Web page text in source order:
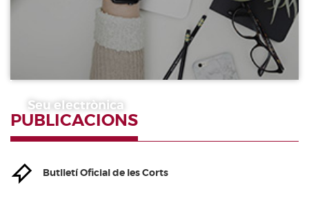
Seu electrònica
PUBLICACIONS
Butlletí Oficial de les Corts